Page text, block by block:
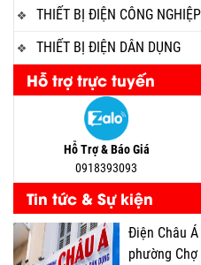
THIẾT BỊ ĐIỆN CÔNG NGHIỆP
THIẾT BỊ ĐIỆN DÂN DỤNG
Hỗ trợ trực tuyến
Hỗ Trợ & Báo Giá
0918393093
Tin tức & Sự kiện
Điện Châu
phường